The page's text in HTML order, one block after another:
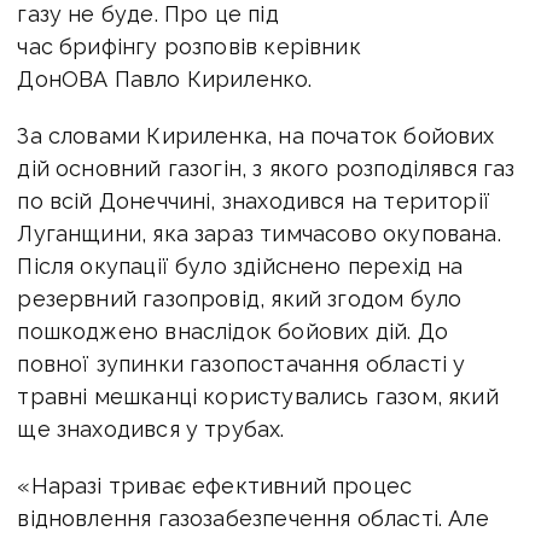
газу не буде. Про це під
час брифінгу розповів керівник
ДонОВА Павло Кириленко.
За словами Кириленка, на початок бойових
дій основний газогін, з якого розподілявся газ
по всій Донеччині, знаходився на території
Луганщини, яка зараз тимчасово окупована.
Після окупації було здійснено перехід на
резервний газопровід, який згодом було
пошкоджено внаслідок бойових дій. До
повної зупинки газопостачання області у
травні мешканці користувались газом, який
ще знаходився у трубах.
«Наразі триває ефективний процес
відновлення газозабезпечення області. Але